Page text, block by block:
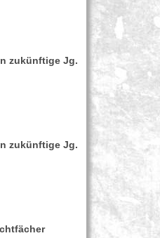
zukünftige Jg.
zukünftige Jg.